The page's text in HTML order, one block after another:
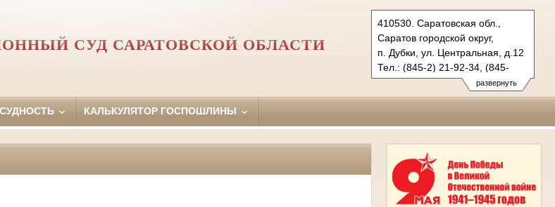
развернуть
410530. Саратовская обл.,
Саратов городской округ,
п. Дубки, ул. Центральная, д.12
Тел.: (845-2) 21-92-34, (845-
68) 2-28-04
saratovsky.sar@sudrf.ru
СУД САРАТОВСКОЙ ОБЛАСТИ
КАЛЬКУЛЯТОР ГОСПОШЛИНЫ